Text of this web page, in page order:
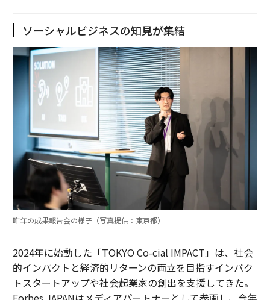
ソーシャルビジネスの知見が集結
昨年の成果報告会の様子（写真提供：東京都）
2024年に始動した「TOKYO Co-cial IMPACT」は、社会
的インパクトと経済的リターンの両立を目指すインパク
トスタートアップや社会起業家の創出を支援してきた。